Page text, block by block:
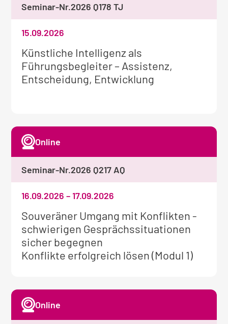
Weitere
Informationen
zum
Künstliche Intelligenz als
Führungsbegleiter – Assistenz,
Entscheidung, Entwicklung
15.09.2026
Seminar-Nr.2026 Q178 TJ
Weitere
Informationen
zum
Seminar:
Souveräner Umgang mit Konflikten -
schwierigen Gesprächssituationen
sicher begegnen
Konflikte erfolgreich lösen (Modul 1)
16.09.2026–17.09.2026
Online
Seminar-Nr.2026 Q217 AQ
Online